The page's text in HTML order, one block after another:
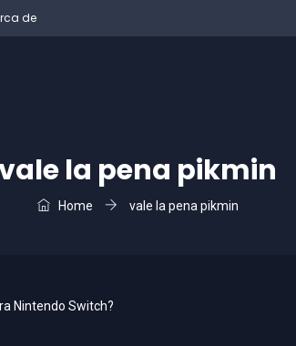
de
la pena pikmin
Home vale la pena pikmin